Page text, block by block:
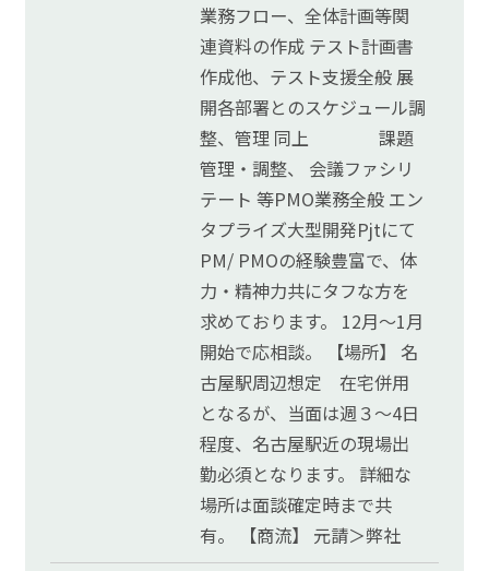
業務フロー、全体計画等関
連資料の作成 テスト計画書
作成他、テスト支援全般 展
開各部署とのスケジュール調
整、管理 同上 課題
管理・調整、 会議ファシリ
テート 等PMO業務全般 エン
タプライズ大型開発Pjtにて
PM/ PMOの経験豊富で、体
力・精神力共にタフな方を
求めております。 12月～1月
開始で応相談。 【場所】 名
古屋駅周辺想定 在宅併用
となるが、当面は週３～4日
程度、名古屋駅近の現場出
勤必須となります。 詳細な
場所は面談確定時まで共
有。 【商流】 元請＞弊社